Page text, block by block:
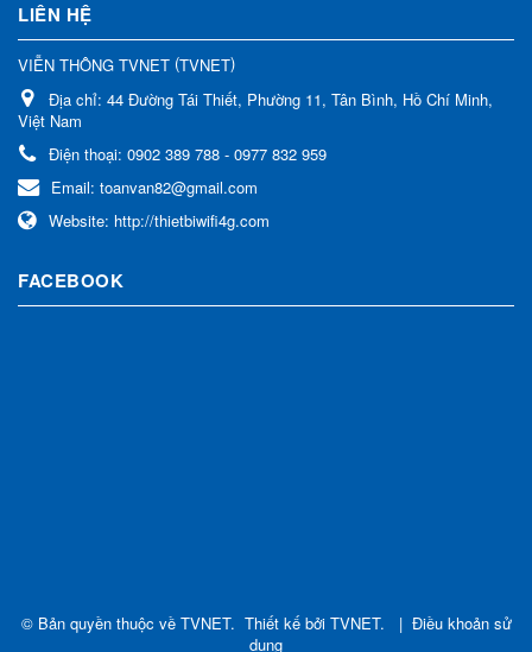
LIÊN HỆ
VIỄN THÔNG TVNET (TVNET)
Địa chỉ: 44 Đường Tái Thiết, Phường 11, Tân Bình, Hồ Chí Minh,
Việt Nam
Điện thoại: 0902 389 788 - 0977 832 959
Email: toanvan82@gmail.com
Website: http://thietbiwifi4g.com
FACEBOOK
© Bản quyền thuộc về TVNET. Thiết kế bởi TVNET. | Điều khoản sử
dụng